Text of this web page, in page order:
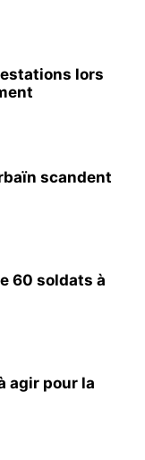
lors
scandent
60 soldats à
agir pour la